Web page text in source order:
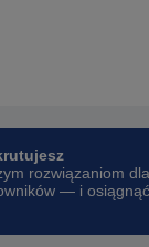
rozwiązaniom dla
— i osiągnąć